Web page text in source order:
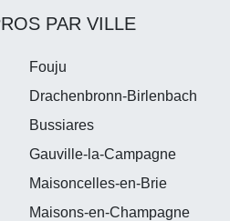
PAR VILLE
Fouju
Drachenbronn-Birlenbach
Bussiares
Gauville-la-Campagne
Maisoncelles-en-Brie
Maisons-en-Champagne